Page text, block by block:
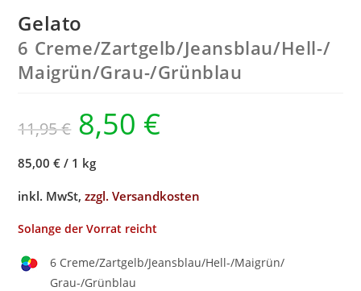
Gelato
6 Creme/Zartgelb/Jeansblau/Hell-/
Maigrün/Grau-/Grünblau
11,95€ 8,50 €
85,00 € / 1 kg
inkl. MwSt,zzgl. Versandkosten
Solange der Vorrat reicht
6 Creme/Zartgelb/Jeansblau/Hell-/Maigrün/
Grau-/Grünblau